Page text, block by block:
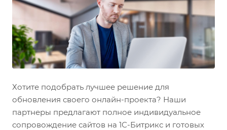
Хотите подобрать лучшее решение для
обновления своего онлайн-проекта? Наши
партнеры предлагают полное индивидуальное
сопровождение сайтов на 1С-Битрикс и готовых